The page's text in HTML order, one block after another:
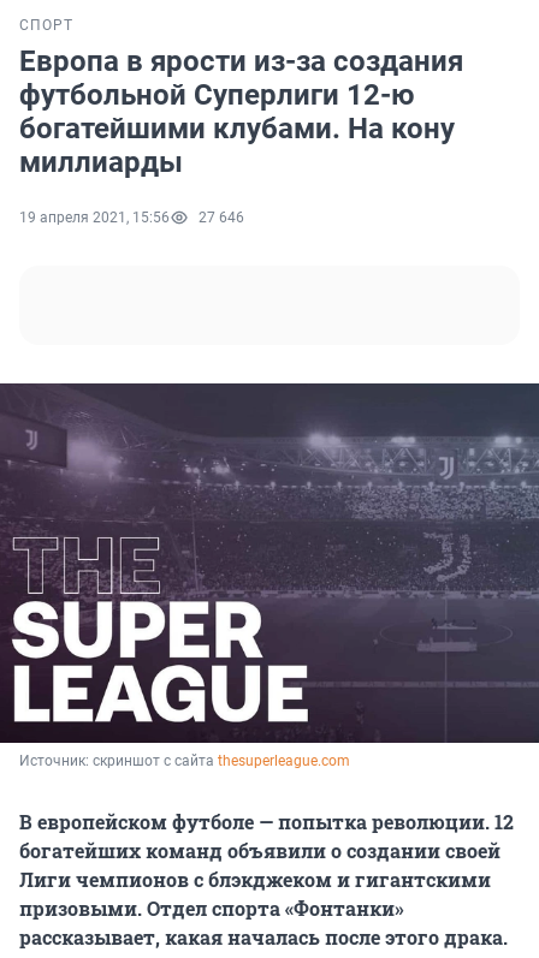
СПОРТ
Европа в ярости из-за создания
футбольной Суперлиги 12-ю
богатейшими клубами. На кону
миллиарды
19 апреля 2021, 15:56 27 646
Источник: скриншот с сайта thesuperleague.com
В европейском футболе — попытка революции. 12
богатейших команд объявили о создании своей
Лиги чемпионов с блэкджеком и гигантскими
призовыми. Отдел спорта «Фонтанки»
рассказывает, какая началась после этого драка.